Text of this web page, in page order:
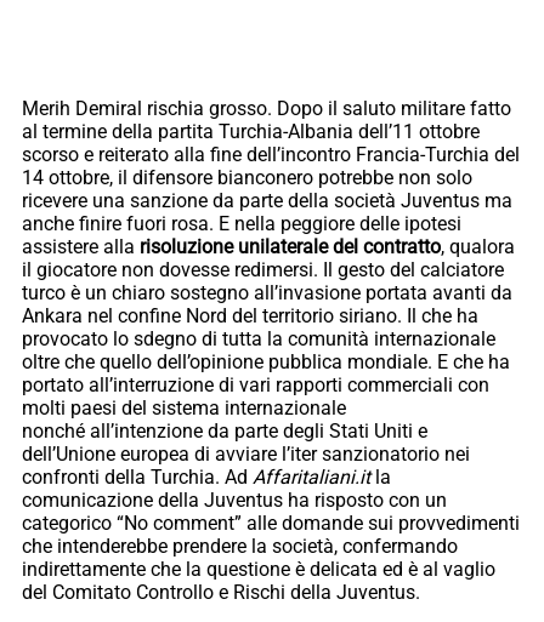
Merih Demiral rischia grosso. Dopo il saluto militare fatto
al termine della partita Turchia-Albania dell’11 ottobre
scorso e reiterato alla fine dell’incontro Francia-Turchia del
14 ottobre, il difensore bianconero potrebbe non solo
ricevere una sanzione da parte della società Juventus ma
anche finire fuori rosa. E nella peggiore delle ipotesi
assistere alla risoluzione unilaterale del contratto, qualora
il giocatore non dovesse redimersi. Il gesto del calciatore
turco è un chiaro sostegno all’invasione portata avanti da
Ankara nel confine Nord del territorio siriano. Il che ha
provocato lo sdegno di tutta la comunità internazionale
oltre che quello dell’opinione pubblica mondiale. E che ha
portato all’interruzione di vari rapporti commerciali con
molti paesi del sistema internazionale
nonché all’intenzione da parte degli Stati Uniti e
dell’Unione europea di avviare l’iter sanzionatorio nei
confronti della Turchia. Ad Affaritaliani.itla
comunicazione della Juventus ha risposto con un
categorico “No comment” alle domande sui provvedimenti
che intenderebbe prendere la società, confermando
indirettamente che la questione è delicata ed è al vaglio
del Comitato Controllo e Rischi della Juventus.